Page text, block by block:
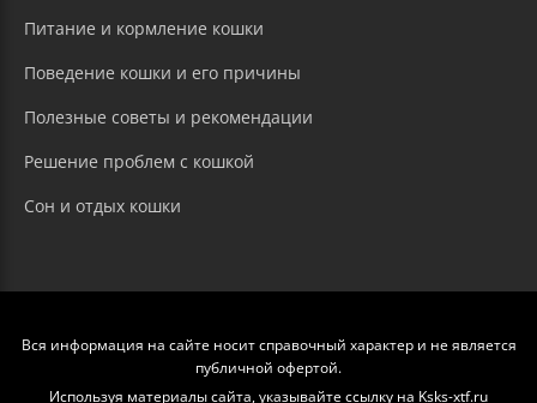
Питание и кормление кошки
Поведение кошки и его причины
Полезные советы и рекомендации
Решение проблем с кошкой
Сон и отдых кошки
Вся информация на сайте носит справочный характер и не является
публичной офертой.
Используя материалы сайта, указывайте ссылку на Ksks-xtf.ru